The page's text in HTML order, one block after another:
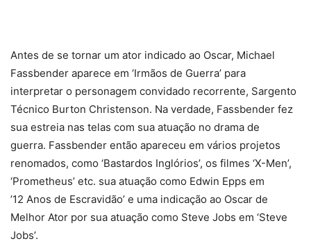
Antes de se tornar um ator indicado ao Oscar, Michael
Fassbender aparece em ‘Irmãos de Guerra’ para
interpretar o personagem convidado recorrente, Sargento
Técnico Burton Christenson. Na verdade, Fassbender fez
sua estreia nas telas com sua atuação no drama de
guerra. Fassbender então apareceu em vários projetos
renomados, como ‘Bastardos Inglórios’, os filmes ‘X-Men’,
‘Prometheus’ etc. sua atuação como Edwin Epps em
’12 Anos de Escravidão’ e uma indicação ao Oscar de
Melhor Ator por sua atuação como Steve Jobs em ‘Steve
Jobs’.